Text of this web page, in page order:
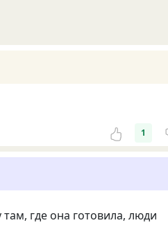
1
где она готовила, люди